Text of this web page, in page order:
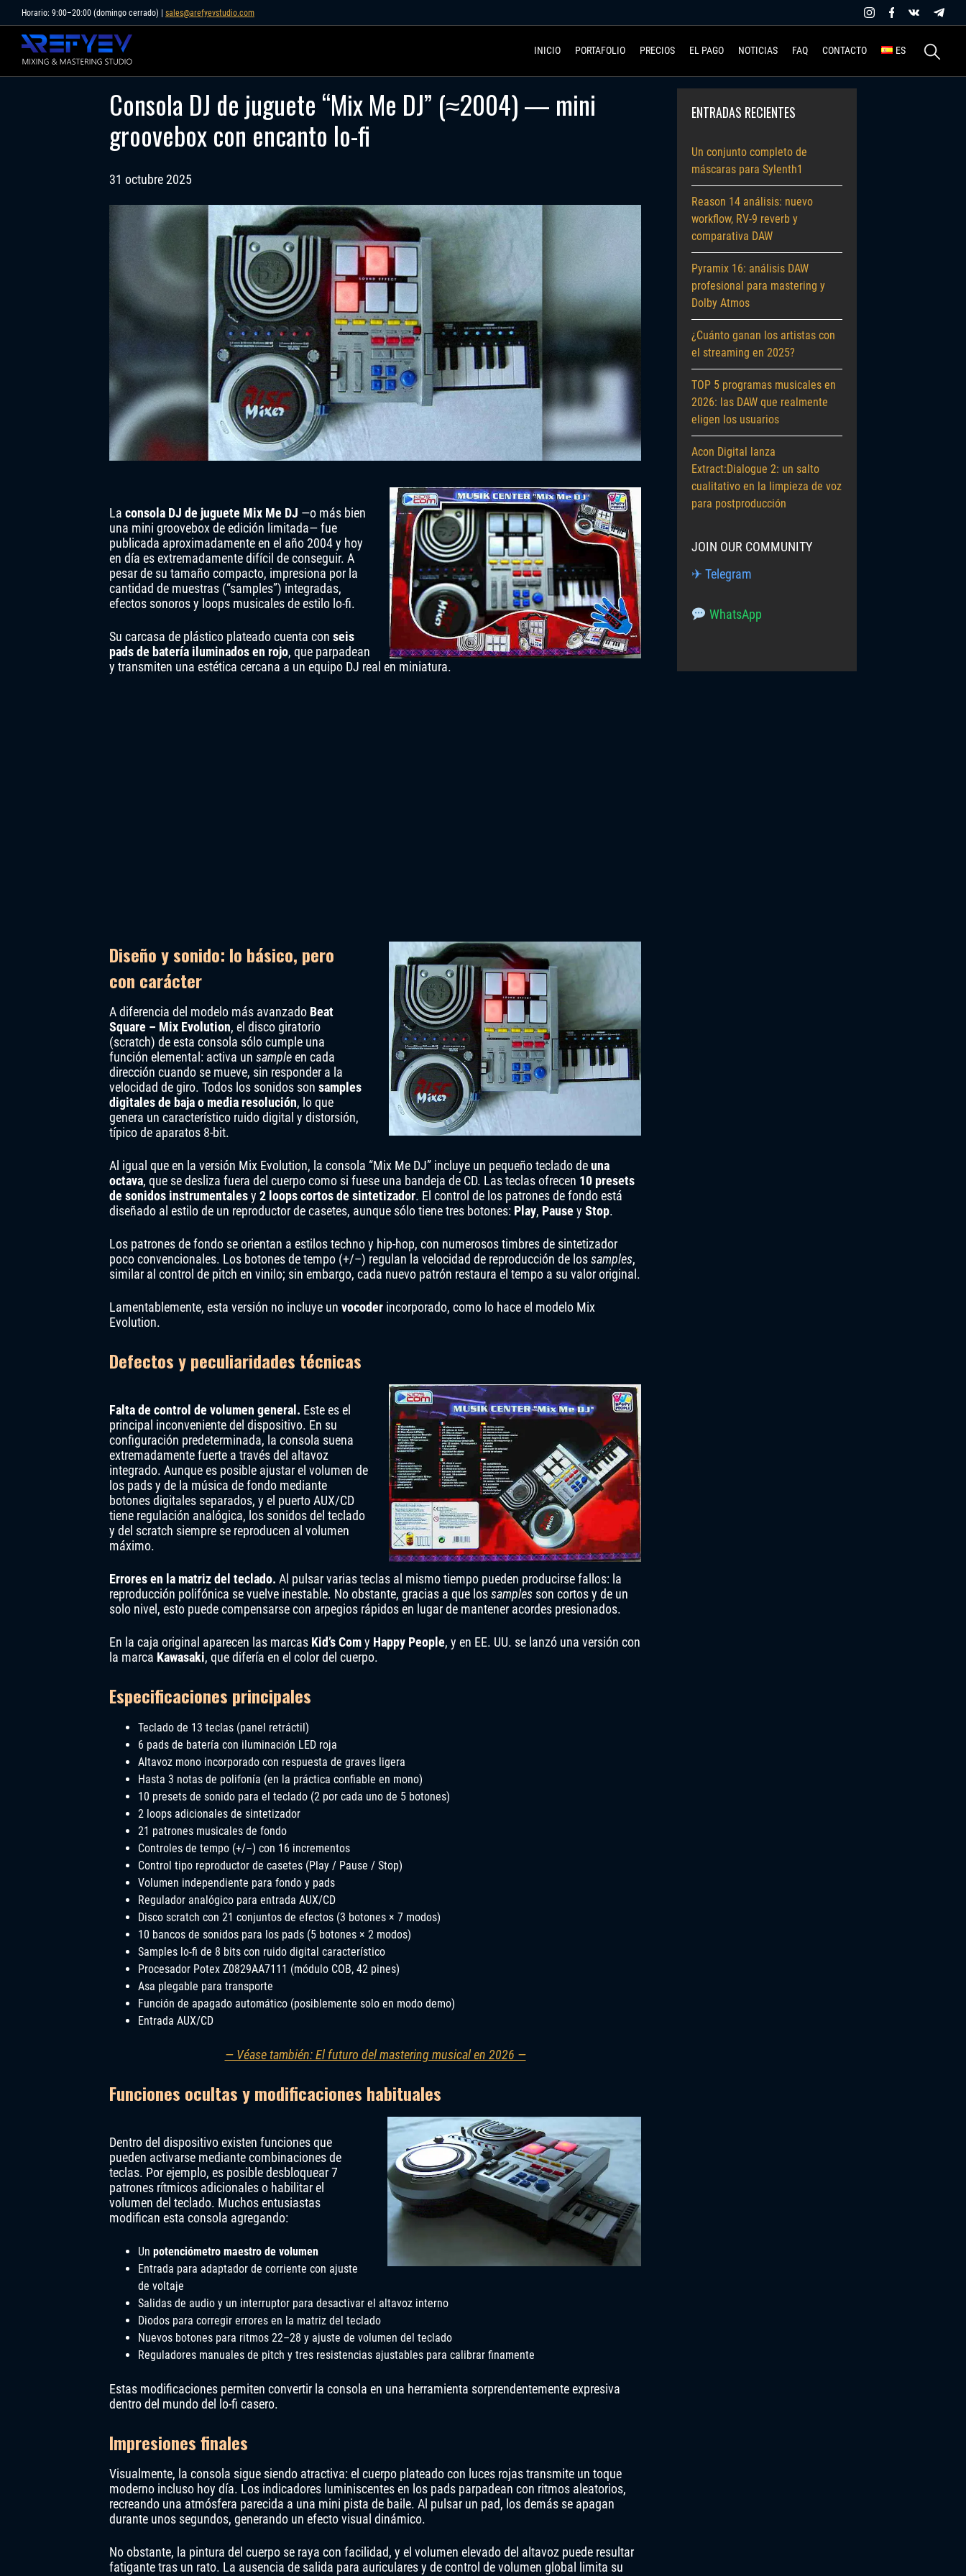
to
content
Horario: 9:00–20:00 (domingo cerrado) | sales@arefyevstudio.com
INICIO PORTAFOLIO PRECIOS EL PAGO NOTICIAS FAQ CONTACTO ES Buscar:
Consola DJ de juguete “Mix Me DJ” (≈2004) — mini
groovebox con encanto lo-fi
31 octubre 2025
La consola DJ de juguete Mix Me DJ —o más bien
una mini groovebox de edición limitada— fue
publicada aproximadamente en el año 2004 y hoy
en día es extremadamente difícil de conseguir. A
pesar de su tamaño compacto, impresiona por la
cantidad de muestras (“samples”) integradas,
efectos sonoros y loops musicales de estilo lo-fi.
Su carcasa de plástico plateado cuenta con seis
pads de batería iluminados en rojo, que parpadean
y transmiten una estética cercana a un equipo DJ real en miniatura.
Diseño y sonido: lo básico, pero
con carácter
A diferencia del modelo más avanzado Beat
Square – Mix Evolution, el disco giratorio
(scratch) de esta consola sólo cumple una
función elemental: activa un sampleen cada
dirección cuando se mueve, sin responder a la
velocidad de giro. Todos los sonidos son samples
digitales de baja o media resolución, lo que
genera un característico ruido digital y distorsión,
típico de aparatos 8-bit.
Al igual que en la versión Mix Evolution, la consola “Mix Me DJ” incluye un pequeño teclado deuna
octava, que se desliza fuera del cuerpo como si fuese una bandeja de CD. Las teclas ofrecen 10 presets
de sonidos instrumentalesy 2 loops cortos de sintetizador. El control de los patrones de fondo está
diseñado al estilo de un reproductor de casetes, aunque sólo tiene tres botones: Play, Pausey Stop.
Los patrones de fondo se orientan a estilos techno y hip-hop, con numerosos timbres de sintetizador
poco convencionales. Los botones de tempo (+/–) regulan la velocidad de reproducción de lossamples,
similar al control de pitch en vinilo; sin embargo, cada nuevo patrón restaura el tempo a su valor original.
Lamentablemente, esta versión no incluye un vocoder incorporado, como lo hace el modelo Mix
Evolution.
Defectos y peculiaridades técnicas
Falta de control de volumen general. Este es el
principal inconveniente del dispositivo. En su
configuración predeterminada, la consola suena
extremadamente fuerte a través del altavoz
integrado. Aunque es posible ajustar el volumen de
los pads y de la música de fondo mediante
botones digitales separados, y el puerto AUX/CD
tiene regulación analógica, los sonidos del teclado
y del scratch siempre se reproducen al volumen
máximo.
Errores en la matriz del teclado. Al pulsar varias teclas al mismo tiempo pueden producirse fallos: la
reproducción polifónica se vuelve inestable. No obstante, gracias a que lossamples son cortos y de un
solo nivel, esto puede compensarse con arpegios rápidos en lugar de mantener acordes presionados.
En la caja original aparecen las marcas Kid’s Comy Happy People, y en EE. UU. se lanzó una versión con
la marca Kawasaki, que difería en el color del cuerpo.
Especificaciones principales
Teclado de 13 teclas (panel retráctil)
6 pads de batería con iluminación LED roja
Altavoz mono incorporado con respuesta de graves ligera
Hasta 3 notas de polifonía (en la práctica confiable en mono)
10 presets de sonido para el teclado (2 por cada uno de 5 botones)
2 loops adicionales de sintetizador
21 patrones musicales de fondo
Controles de tempo (+/–) con 16 incrementos
Control tipo reproductor de casetes (Play / Pause / Stop)
Volumen independiente para fondo y pads
Regulador analógico para entrada AUX/CD
Disco scratch con 21 conjuntos de efectos (3 botones × 7 modos)
10 bancos de sonidos para los pads (5 botones × 2 modos)
Samples lo-fi de 8 bits con ruido digital característico
Procesador Potex Z0829AA7111 (módulo COB, 42 pines)
Asa plegable para transporte
Función de apagado automático (posiblemente solo en modo demo)
Entrada AUX/CD
— Véase también: El futuro del mastering musical en 2026 —
Funciones ocultas y modificaciones habituales
Dentro del dispositivo existen funciones que
pueden activarse mediante combinaciones de
teclas. Por ejemplo, es posible desbloquear 7
patrones rítmicos adicionales o habilitar el
volumen del teclado. Muchos entusiastas
modifican esta consola agregando:
Un potenciómetro maestro de volumen
Entrada para adaptador de corriente con ajuste
de voltaje
Salidas de audio y un interruptor para desactivar el altavoz interno
Diodos para corregir errores en la matriz del teclado
Nuevos botones para ritmos 22–28 y ajuste de volumen del teclado
Reguladores manuales de pitch y tres resistencias ajustables para calibrar finamente
Estas modificaciones permiten convertir la consola en una herramienta sorprendentemente expresiva
dentro del mundo del lo-fi casero.
Impresiones finales
Visualmente, la consola sigue siendo atractiva: el cuerpo plateado con luces rojas transmite un toque
moderno incluso hoy día. Los indicadores luminiscentes en los pads parpadean con ritmos aleatorios,
recreando una atmósfera parecida a una mini pista de baile. Al pulsar un pad, los demás se apagan
durante unos segundos, generando un efecto visual dinámico.
No obstante, la pintura del cuerpo se raya con facilidad, y el volumen elevado del altavoz puede resultar
fatigante tras un rato. La ausencia de salida para auriculares y de control de volumen global limita su
ENTRADAS RECIENTES
Un conjunto completo de
máscaras para Sylenth1
Reason 14 análisis: nuevo
workflow, RV-9 reverb y
comparativa DAW
Pyramix 16: análisis DAW
profesional para mastering y
Dolby Atmos
¿Cuánto ganan los artistas con
el streaming en 2025?
TOP 5 programas musicales en
2026: las DAW que realmente
eligen los usuarios
Acon Digital lanza
Extract:Dialogue 2: un salto
cualitativo en la limpieza de voz
para postproducción
JOIN OUR COMMUNITY
✈ Telegram
WhatsApp